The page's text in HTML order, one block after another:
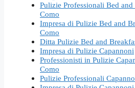
Pulizie Professionali Bed
Como
Impresa di Pulizie Bed and
Como
Ditta Pulizie Bed and
Impresa di Pulizie Capannoni
Professionisti in Pulizie
Como
Pulizie Professionali